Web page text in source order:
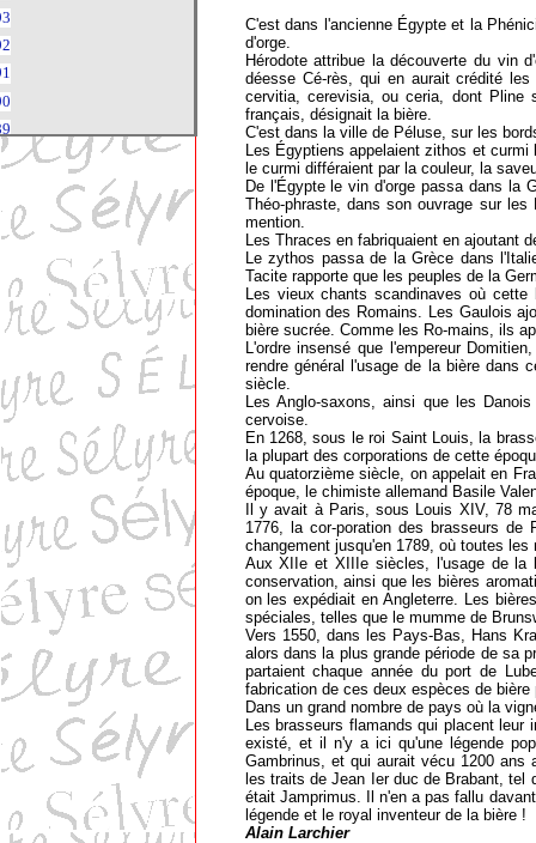
C'est dans l'ancienne Égypte et la
d'orge.
Hérodote attribue la découverte du vin
déesse Cé-rès, qui en aurait crédité
cervitia, cerevisia, ou ceria, dont Pline
français, désignait la bière.
C'est dans la ville de Péluse, sur les
Les Égyptiens appelaient zithos et
le curmi différaient par la couleur, la
De l'Égypte le vin d'orge passa dans la
Théo-phraste, dans son ouvrage sur
mention.
Les Thraces en fabriquaient en ajoutant
Le zythos passa de la Grèce dans
Tacite rapporte que les peuples de la
Les vieux chants scandinaves où
domination des Romains. Les Gaulois
bière sucrée. Comme les Ro-mains, ils
L'ordre insensé que l'empereur
rendre général l'usage de la bière dans
siècle.
Les Anglo-saxons, ainsi que les
cervoise.
En 1268, sous le roi Saint Louis, la
la plupart des corporations de cette
Au quatorzième siècle, on appelait en
époque, le chimiste allemand Basile
Il y avait à Paris, sous Louis XIV, 78
1776, la cor-poration des brasseurs de
changement jusqu'en 1789, où toutes
Aux XIIe et XIIIe siècles, l'usage de la
conservation, ainsi que les bières
on les expédiait en Angleterre. Les
spéciales, telles que le mumme de
Vers 1550, dans les Pays-Bas, Hans
alors dans la plus grande période de sa
partaient chaque année du port de
fabrication de ces deux espèces de
Dans un grand nombre de pays où la
Les brasseurs flamands qui placent
existé, et il n'y a ici qu'une légende
Gambrinus, et qui aurait vécu 1200 ans
les traits de Jean Ier duc de Brabant, tel
était Jamprimus. Il n'en a pas fallu
légende et le royal inventeur de la bière !
Alain Larchier